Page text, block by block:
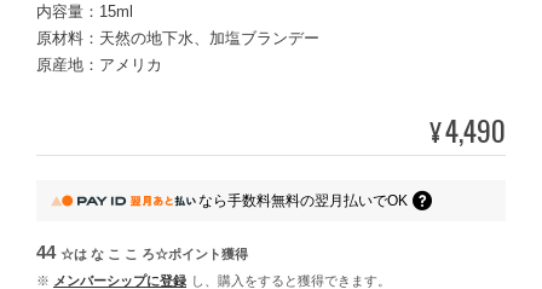
内容量：15ml
原材料：天然の地下水、加塩ブランデー
原産地：アメリカ
¥4,490
なら手数料無料の翌月払いでOK
44 ☆は な こ こ ろ☆ポイント獲得
※ メンバーシップに登録 し、購入をすると獲得できます。